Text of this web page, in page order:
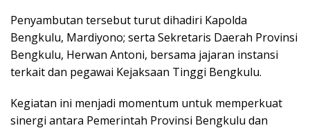
Penyambutan tersebut turut dihadiri Kapolda
Bengkulu, Mardiyono; serta Sekretaris Daerah Provinsi
Bengkulu, Herwan Antoni, bersama jajaran instansi
terkait dan pegawai Kejaksaan Tinggi Bengkulu.
Kegiatan ini menjadi momentum untuk memperkuat
sinergi antara Pemerintah Provinsi Bengkulu dan